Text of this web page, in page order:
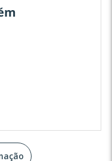
com o
clareza e
desafiantes.